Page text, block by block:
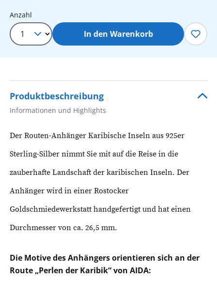
Produkt Anzahl: Gib den
Anzahl
In den Warenkorb
Produktbeschreibung
Informationen und Highlights
Der Routen-Anhänger Karibische Inseln aus 925er
Sterling-Silber nimmt Sie mit auf die Reise in die
zauberhafte Landschaft der karibischen Inseln. Der
Anhänger wird in einer Rostocker
Goldschmiedewerkstatt handgefertigt und hat einen
Durchmesser von ca. 26,5 mm.
Die Motive des Anhängers orientieren sich an der
Route „Perlen der Karibik“ von AIDA: